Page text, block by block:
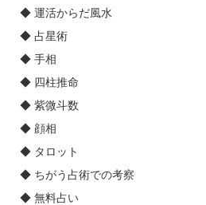
◆ 運活からだ風水
◆ 占星術
◆ 手相
◆ 四柱推命
◆ 紫微斗数
◆ 顔相
◆ タロット
◆ ちがう占術での考察
◆ 無料占い